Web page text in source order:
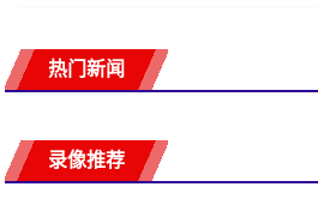
热门新闻
录像推荐